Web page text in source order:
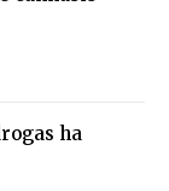
ha